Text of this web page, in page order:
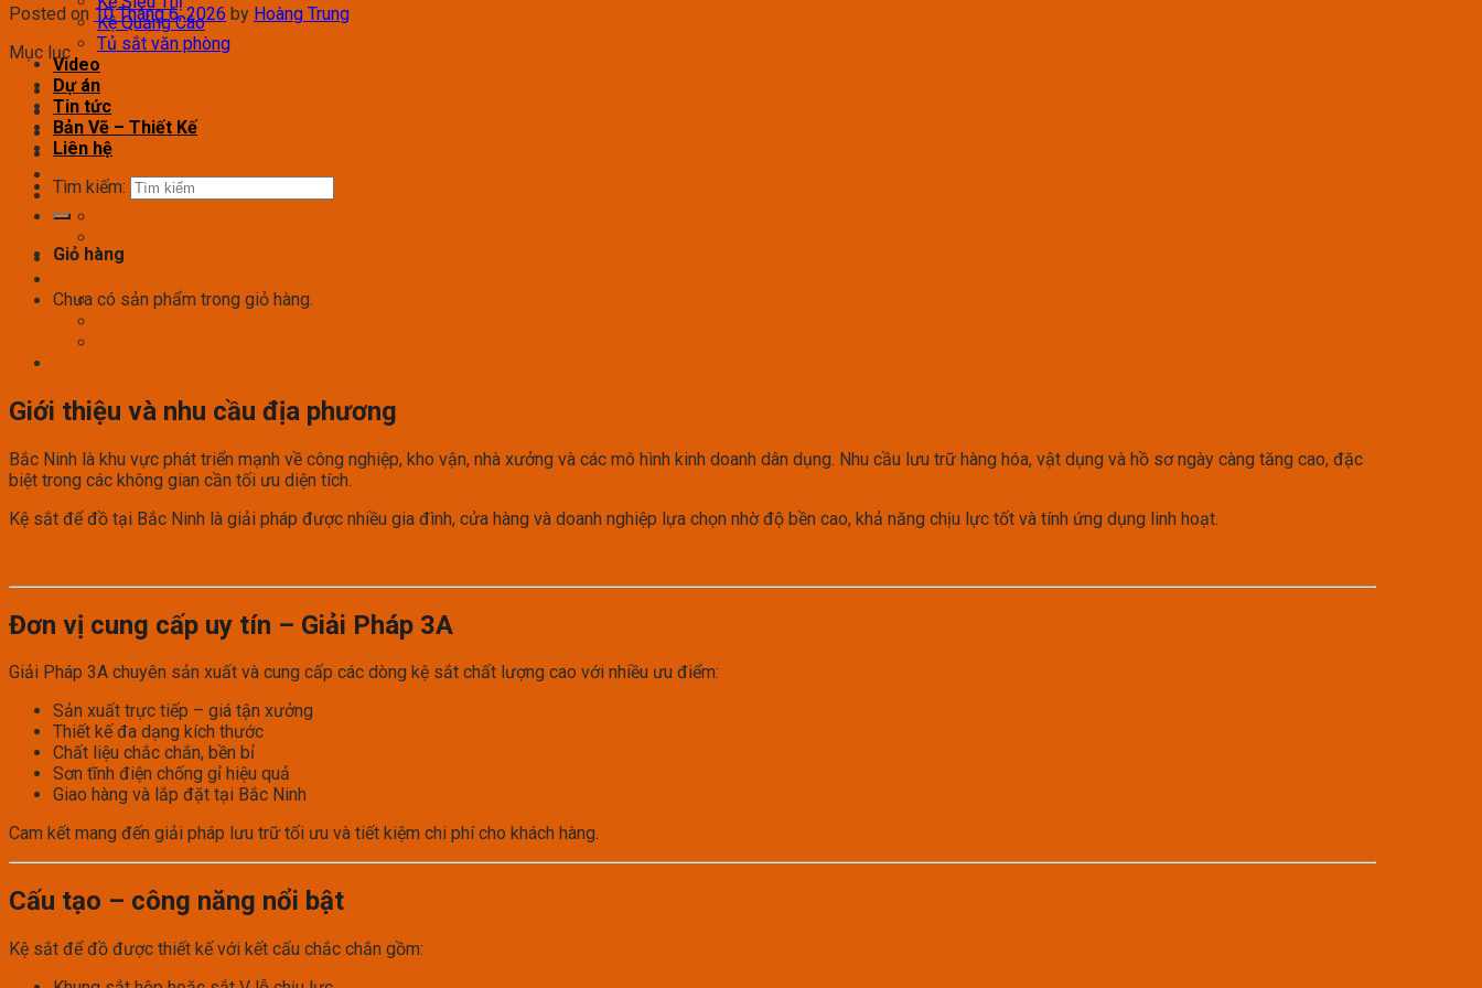
Kệ Quảng Cáo
Tủ sắt văn phòng
Video
Dự án
Tin tức
Bản Vẽ – Thiết Kế
Liên hệ
Tìm kiếm:
Giỏ hàng
Chưa có sản phẩm trong giỏ hàng.
Posted on 10 Tháng 6, 2026 by Hoàng Trung
Mục lục
Giới thiệu và nhu cầu địa phương
Bắc Ninh là khu vực phát triển mạnh về công nghiệp, kho vận, nhà xưởng và các mô hình kinh doanh dân dụng. Nhu cầu lưu trữ hàng hóa, vật dụng và hồ sơ ngày càng tăng cao, đặc
biệt trong các không gian cần tối ưu diện tích.
Kệ sắt để đồ tại Bắc Ninh là giải pháp được nhiều gia đình, cửa hàng và doanh nghiệp lựa chọn nhờ độ bền cao, khả năng chịu lực tốt và tính ứng dụng linh hoạt.
Đơn vị cung cấp uy tín – Giải Pháp 3A
Giải Pháp 3A chuyên sản xuất và cung cấp các dòng kệ sắt chất lượng cao với nhiều ưu điểm:
Sản xuất trực tiếp – giá tận xưởng
Thiết kế đa dạng kích thước
Chất liệu chắc chắn, bền bỉ
Sơn tĩnh điện chống gỉ hiệu quả
Giao hàng và lắp đặt tại Bắc Ninh
Cam kết mang đến giải pháp lưu trữ tối ưu và tiết kiệm chi phí cho khách hàng.
Cấu tạo – công năng nổi bật
Kệ sắt để đồ được thiết kế với kết cấu chắc chắn gồm: